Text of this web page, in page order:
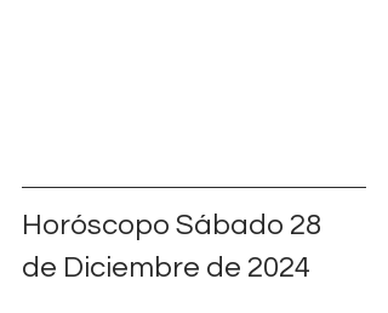
Horóscopo Sábado 28
de Diciembre de 2024